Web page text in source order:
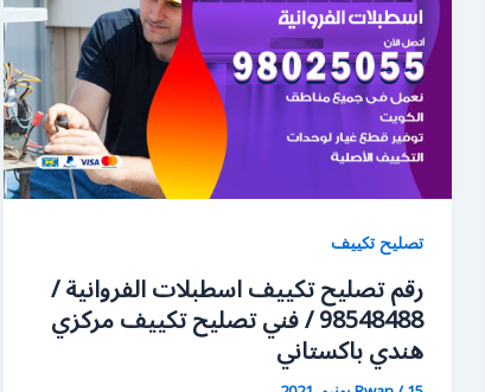
تصليح تكييف
رقم تصليح تكييف اسطبلات الفروانية /
98548488 / فني تصليح تكييف مركزي
هندي باكستاني